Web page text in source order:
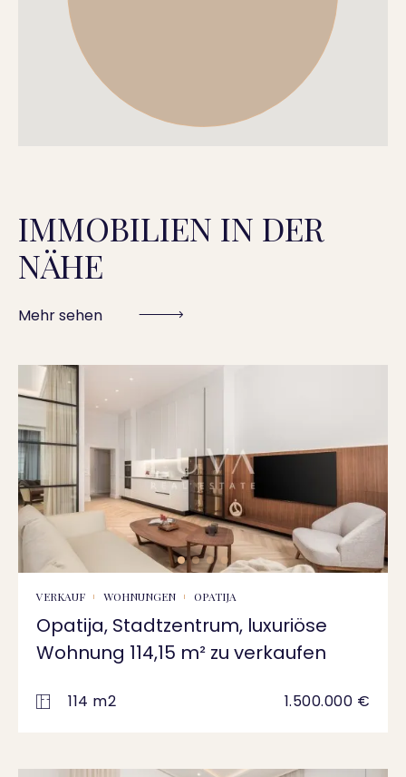
IMMOBILIEN IN DER
NÄHE
Mehr sehen
VERKAUF WOHNUNGEN OPATIJA
Opatija, Stadtzentrum, luxuriöse
Wohnung 114,15 m² zu verkaufen
114 m2 1.500.000 €